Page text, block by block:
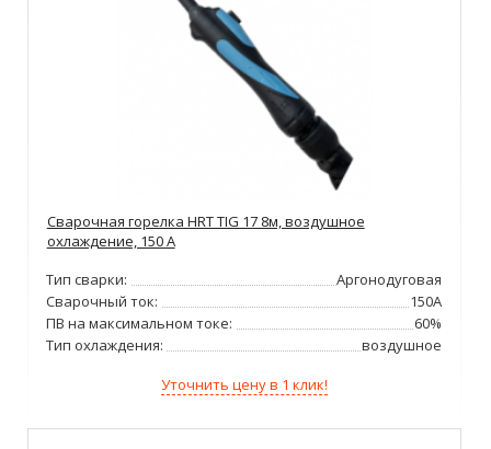
Сварочная горелка HRT TIG 17 8м, воздушное
охлаждение, 150 А
Тип сварки:
Аргонодуговая
Сварочный ток:
150А
ПВ на максимальном токе:
60%
Тип охлаждения:
воздушное
Уточнить цену в 1 клик!